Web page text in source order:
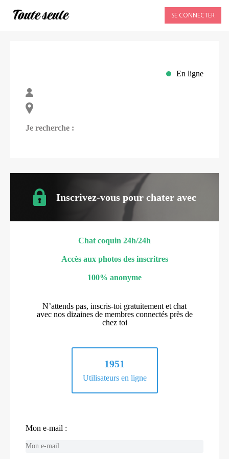
SE CONNECTER
En ligne
Je recherche :
Inscrivez-vous pour chater avec
Chat coquin 24h/24h
Accès aux photos des inscritres
100% anonyme
N’attends pas, inscris-toi gratuitement et chat
avec nos dizaines de membres connectés près de
chez toi
1951
Utilisateurs en ligne
Mon e-mail :